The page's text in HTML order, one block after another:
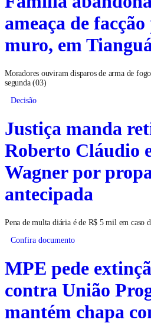
ameaça de
muro, em
Moradores ouviram disparos de arma de
segunda (03)
Decisão
Justiça manda
Roberto Cláudio
Wagner por
antecipada
Pena de multa diária é de R$ 5 mil em caso
Confira documento
MPE pede
contra União
mantém chapa